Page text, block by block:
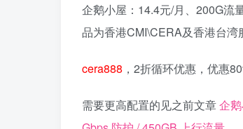
企鹅小屋：14.4元/月、200G流
品为香港CMI\CERA及香港台湾
cera888 ，2折循环优惠，优惠
需要更高配置的见之前文章企